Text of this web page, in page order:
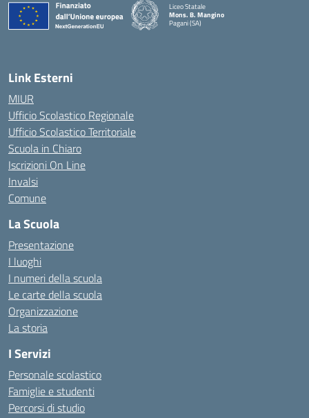
Liceo Statale
Mons. B. Mangino
Pagani (SA)
— Visita la pagina iniziale della scuola
Link Esterni
MIUR
Ufficio Scolastico Regionale
Ufficio Scolastico Territoriale
Scuola in Chiaro
Iscrizioni On Line
Invalsi
Comune
La Scuola
Presentazione
I luoghi
I numeri della scuola
Le carte della scuola
Organizzazione
La storia
I Servizi
Personale scolastico
Famiglie e studenti
Percorsi di studio